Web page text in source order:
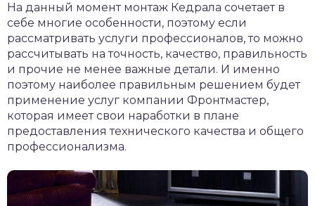
На данный момент монтаж Кедрала сочетает в
себе многие особенности, поэтому если
рассматривать услуги профессионалов, то можно
рассчитывать на точность, качество, правильность
и прочие не менее важные детали. И именно
поэтому наиболее правильным решением будет
применение услуг компании Фронтмастер,
которая имеет свои наработки в плане
предоставления технического качества и общего
профессионализма.